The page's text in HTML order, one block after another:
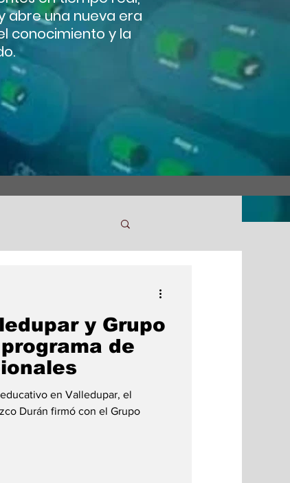
abre una nueva era
conocimiento y la
Arte
Transporte
y Grupo
de
en Valledupar, el
Durán firmó con el Grupo